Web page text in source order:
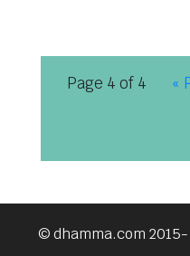
Page 4 of 4 «
© dhamma.com